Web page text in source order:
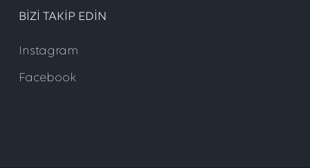
BIZI TAKIP EDIN
Instagram
Facebook